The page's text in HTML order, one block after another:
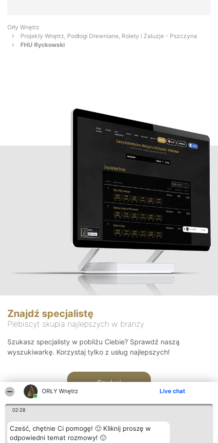
ORŁY Wnętrz Live chat
02:28
Cześć, chętnie Ci pomogę! 🙂 Kliknij proszę w
odpowiedni temat rozmowy! 🙂
Orły Wnętrz
Projekty Wnętrz, Podłogi Drewniane, Rolety i Żaluzje - Pszczyna
FHU Ryckowski
Znajdź specjalistę
Plebiscyt skupia najlepszych w branży
Szukasz specjalisty w pobliżu Ciebie? Sprawdź naszą
wyszukiwarkę. Korzystaj tylko z usług najlepszych!
Szukaj